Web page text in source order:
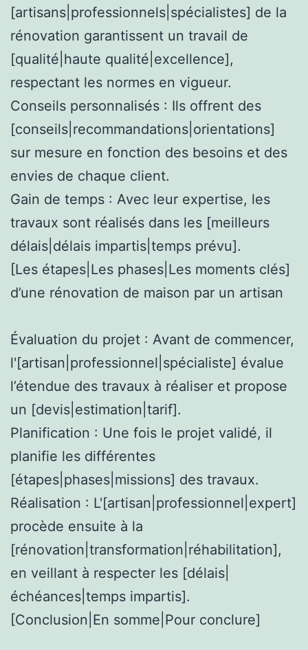
[artisans|professionnels|spécialistes] de la
rénovation garantissent un travail de
[qualité|haute qualité|excellence],
respectant les normes en vigueur.
Conseils personnalisés : Ils offrent des
[conseils|recommandations|orientations]
sur mesure en fonction des besoins et des
envies de chaque client.
Gain de temps : Avec leur expertise, les
travaux sont réalisés dans les [meilleurs
délais|délais impartis|temps prévu].
[Les étapes|Les phases|Les moments clés]
d’une rénovation de maison par un artisan
Évaluation du projet : Avant de commencer,
l'[artisan|professionnel|spécialiste] évalue
l’étendue des travaux à réaliser et propose
un [devis|estimation|tarif].
Planification : Une fois le projet validé, il
planifie les différentes
[étapes|phases|missions] des travaux.
Réalisation : L'[artisan|professionnel|expert]
procède ensuite à la
[rénovation|transformation|réhabilitation],
en veillant à respecter les [délais|
échéances|temps impartis].
[Conclusion|En somme|Pour conclure]